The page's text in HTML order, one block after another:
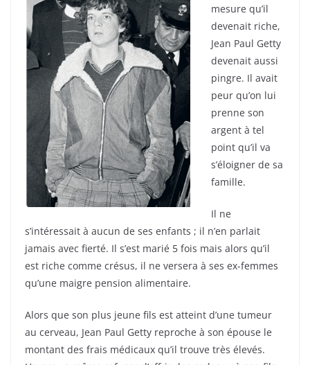
mesure qu’il
devenait riche,
Jean Paul Getty
devenait aussi
pingre. Il avait
peur qu’on lui
prenne son
argent à tel
point qu’il va
s’éloigner de sa
famille.
Il ne
s’intéressait à aucun de ses enfants ; il n’en parlait
jamais avec fierté. Il s’est marié 5 fois mais alors qu’il
est riche comme crésus, il ne versera à ses ex-femmes
qu’une maigre pension alimentaire.
Alors que son plus jeune fils est atteint d’une tumeur
au cerveau, Jean Paul Getty reproche à son épouse le
montant des frais médicaux qu’il trouve très élevés.